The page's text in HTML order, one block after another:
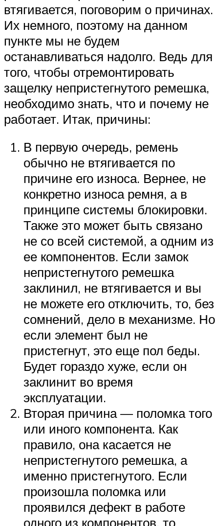
втягивается, поговорим о причинах.
Их немного, поэтому на данном
пункте мы не будем
останавливаться надолго. Ведь для
того, чтобы отремонтировать
защелку непристегнутого ремешка,
необходимо знать, что и почему не
работает. Итак, причины:
В первую очередь, ремень
обычно не втягивается по
причине его износа. Вернее, не
конкретно износа ремня, а в
принципе системы блокировки.
Также это может быть связано
не со всей системой, а одним из
ее компонентов. Если замок
непристегнутого ремешка
заклинил, не втягивается и вы
не можете его отключить, то, без
сомнений, дело в механизме. Но
если элемент был не
пристегнут, это еще пол беды.
Будет гораздо хуже, если он
заклинит во время
эксплуатации.
Вторая причина — поломка того
или иного компонента. Как
правило, она касается не
непристегнутого ремешка, а
именно пристегнутого. Если
произошла поломка или
проявился дефект в работе
одного из компонентов, то